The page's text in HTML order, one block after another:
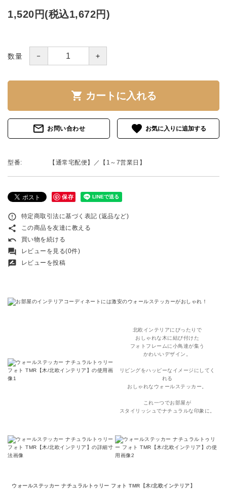
1,520円(税込1,672円)
数量 － ＋
shopping_cart カートに入れる
mail_outline お問い合わせ favorite
型番: 【通常宅配便】／【1～7営業日】
保存
error_outline 特定商取引法に基づく表記 (返品など)
share この商品を友達に教える
undo 買い物を続ける
forum レビューを見る(0件)
rate_review レビューを投稿
北欧インテリアにぴったりで
おしゃれな木に結び付けた
フォトフレームに小鳥達が集う
かわいいデザイン。
リビングをハッピーなイメージにしてく
れる
おしゃれなウォールステッカー。
これ一つでお部屋が
スタイリッシュでナチュラルな印象に。
ウォールステッカー ナチュラルトゥリー フォト TMR【木/北欧インテリア】